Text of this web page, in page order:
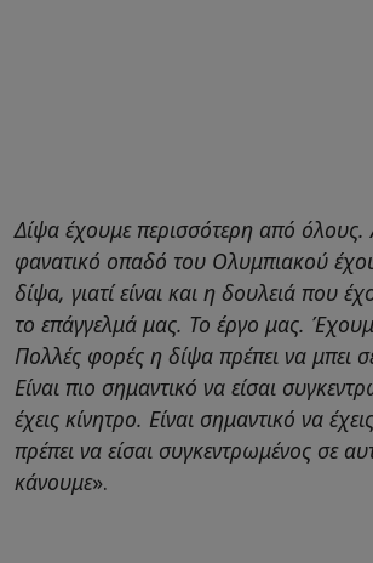
Δίψα έχουμε περισσότερη από όλους.
φανατικό οπαδό του Ολυμπιακού
δίψα, γιατί είναι και η δουλειά που
το επάγγελμά μας. Το έργο μας.
Πολλές φορές η δίψα πρέπει να μπει
Είναι πιο σημαντικό να είσαι
έχεις κίνητρο. Είναι σημαντικό να
πρέπει να είσαι συγκεντρωμένος σε
κάνουμε».